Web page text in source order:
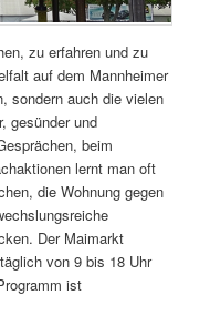
zu erfahren und zu
auf dem Mannheimer
sondern auch die vielen
gesünder und
beim
lernt man oft
die Wohnung gegen
Der Maimarkt
von 9 bis 18 Uhr
ist